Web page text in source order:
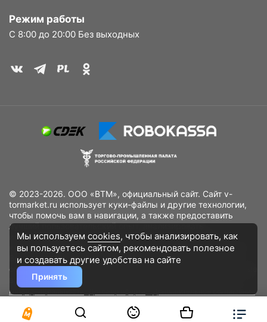
Режим работы
С 8:00 до 20:00 Без выходных
© 2023-2026. ООО «ВТМ», официальный сайт. Сайт v-
tormarket.ru использует куки-файлы и другие технологии,
чтобы помочь вам в навигации, а также предоставить
лучший пользовательский опыт, анализировать
использование наших продуктов и услуг, повысить
качество рекламных и маркетинговых активностей. Если
Вы не хотите, чтобы Ваши пользовательские данные
обрабатывались, пожалуйста, ограничьте их использование
в своём браузере.
конфиденциальности
Разработано DST Global
Мы используем cookies, чтобы анализировать, как
вы пользуетесь сайтом, рекомендовать полезное
и создавать другие удобства на сайте
Принять